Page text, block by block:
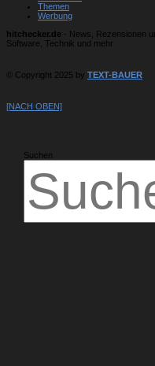
Themen
Werbung
hitchecker.de - News, Rezensionen
Software, Technik und mehr
© Copyright 2025 by TEXT-BAUER
[NACH OBEN]
Suchen